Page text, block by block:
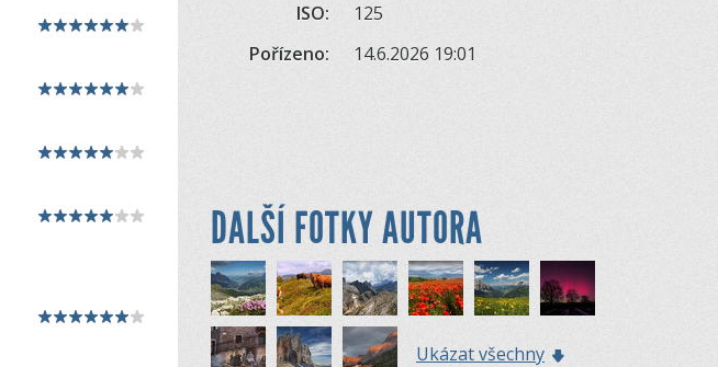
ISO:
125
Pořízeno:
14.6.2026 19:01
DALŠÍ FOTKY AUTORA
Ukázat všechny